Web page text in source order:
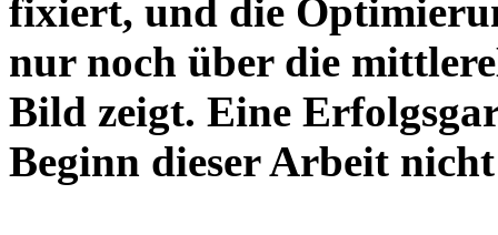
fixiert, und die
nur noch über die
Bild zeigt. Eine
Beginn dieser Arbeit